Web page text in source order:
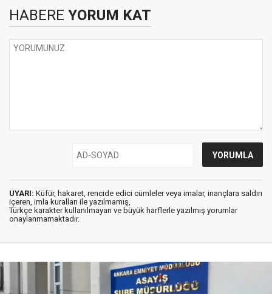
HABERE YORUM KAT
UYARI: Küfür, hakaret, rencide edici cümleler veya imalar, inançlara saldırı
içeren, imla kuralları ile yazılmamış,
Türkçe karakter kullanılmayan ve büyük harflerle yazılmış yorumlar
onaylanmamaktadır.